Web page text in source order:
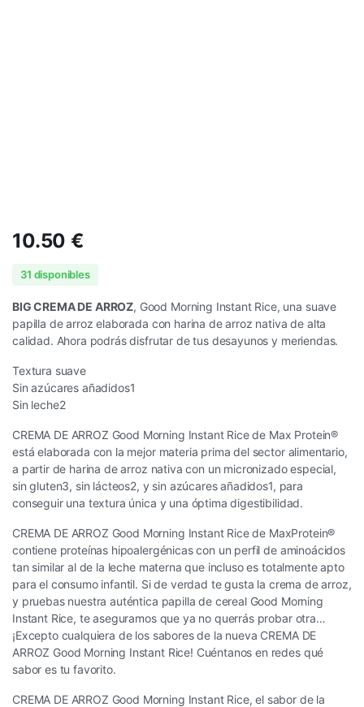
10.50€
31 disponibles
BIG CREMA DE ARROZ, Good Morning Instant Rice, una suave
papilla de arroz elaborada con harina de arroz nativa de alta
calidad. Ahora podrás disfrutar de tus desayunos y meriendas.
Textura suave
Sin azúcares añadidos1
Sin leche2
CREMA DE ARROZ Good Morning Instant Rice de Max Protein®
está elaborada con la mejor materia prima del sector alimentario,
a partir de harina de arroz nativa con un micronizado especial,
sin gluten3, sin lácteos2, y sin azúcares añadidos1, para
conseguir una textura única y una óptima digestibilidad.
CREMA DE ARROZ Good Morning Instant Rice de MaxProtein®
contiene proteínas hipoalergénicas con un perfil de aminoácidos
tan similar al de la leche materna que incluso es totalmente apto
para el consumo infantil. Si de verdad te gusta la crema de arroz,
y pruebas nuestra auténtica papilla de cereal Good Morning
Instant Rice, te aseguramos que ya no querrás probar otra…
¡Excepto cualquiera de los sabores de la nueva CREMA DE
ARROZ Good Morning Instant Rice! Cuéntanos en redes qué
sabor es tu favorito.
CREMA DE ARROZ Good Morning Instant Rice, el sabor de la